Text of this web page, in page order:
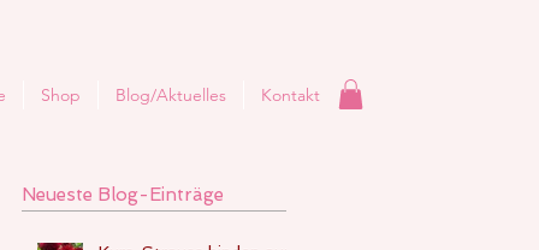
Shop Blog/Aktuelles Kontakt
Neueste Blog-Einträge